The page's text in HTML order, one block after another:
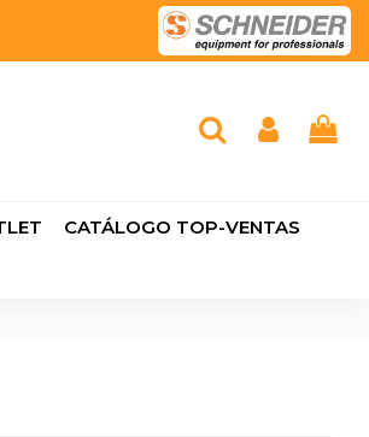
CATÁLOGO TOP-VENTAS